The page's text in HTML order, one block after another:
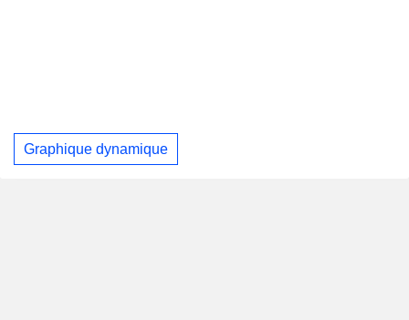
Graphique dynamique